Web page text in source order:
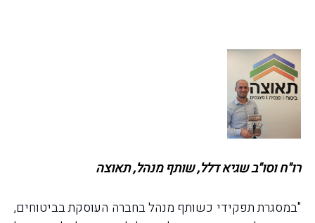
רו"ח וסו"ב שגיא דלל, שותף מנהל, תאוצה
"במסגרת תפקידי כשותף מנהל בחברה העוסקת בביטוחים,